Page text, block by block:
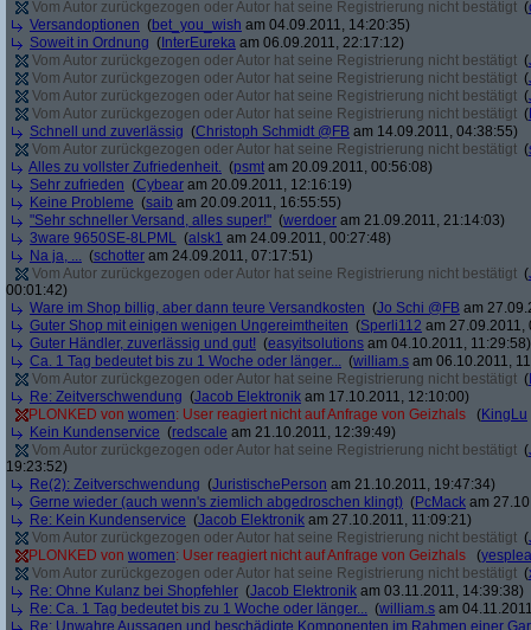
Vom Autor zurückgezogen oder Autor hat seine Registrierung nicht bestätigt (
Versandoptionen (bet_you_wish am 04.09.2011, 14:20:35)
Soweit in Ordnung ( InterEureka am 06.09.2011, 22:17:12)
Vom Autor zurückgezogen oder Autor hat seine Registrierung nicht bestätigt (
Vom Autor zurückgezogen oder Autor hat seine Registrierung nicht bestätigt (
Vom Autor zurückgezogen oder Autor hat seine Registrierung nicht bestätigt (
Vom Autor zurückgezogen oder Autor hat seine Registrierung nicht bestätigt (
Schnell und zuverlässig (Christoph Schmidt @FB am 14.09.2011, 04:38:55)
Vom Autor zurückgezogen oder Autor hat seine Registrierung nicht bestätigt (
Alles zu vollster Zufriedenheit. (psmt am 20.09.2011, 00:56:08)
Sehr zufrieden (Cybear am 20.09.2011, 12:16:19)
Keine Probleme (saib am 20.09.2011, 16:55:55)
"Sehr schneller Versand, alles super!" (werdoer am 21.09.2011, 21:14:03)
3ware 9650SE-8LPML (alsk1 am 24.09.2011, 00:27:48)
Na ja, ... (schotter am 24.09.2011, 07:17:51)
Vom Autor zurückgezogen oder Autor hat seine Registrierung nicht bestätigt (
00:01:42)
Ware im Shop billig, aber dann teure Versandkosten (Jo Schi @FB am
Guter Shop mit einigen wenigen Ungereimtheiten (Sperli112 am 27.09.2011,
Guter Händler, zuverlässig und gut! (easyitsolutions am 04.10.2011, 11:29:58)
Ca. 1 Tag bedeutet bis zu 1 Woche oder länger... (william.s am 06.10.2011,
Vom Autor zurückgezogen oder Autor hat seine Registrierung nicht bestätigt (
Re: Zeitverschwendung (Jacob Elektronik am 17.10.2011, 12:10:00)
PLONKED von women: User reagiert nicht auf Anfrage von Geizhals (KingLu
Kein Kundenservice (redscale am 21.10.2011, 12:39:49)
Vom Autor zurückgezogen oder Autor hat seine Registrierung nicht bestätigt (
19:23:52)
Re(2): Zeitverschwendung (JuristischePerson am 21.10.2011, 19:47:34)
Gerne wieder (auch wenn's ziemlich abgedroschen klingt) (PcMack am
Re: Kein Kundenservice (Jacob Elektronik am 27.10.2011, 11:09:21)
Vom Autor zurückgezogen oder Autor hat seine Registrierung nicht bestätigt (
PLONKED von women: User reagiert nicht auf Anfrage von Geizhals (
Vom Autor zurückgezogen oder Autor hat seine Registrierung nicht bestätigt (
Re: Ohne Kulanz bei Shopfehler (Jacob Elektronik am 03.11.2011, 14:39:38)
Re: Ca. 1 Tag bedeutet bis zu 1 Woche oder länger... (william.s am
Re: Unwahre Aussagen und beschädigte Komponenten im Rahmen einer